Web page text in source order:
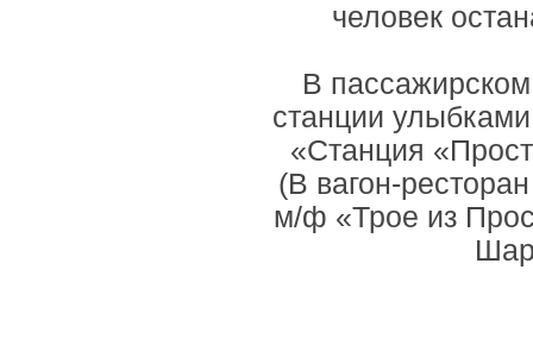
человек
В
станции
«Станция
(В вагон-
м/ф «Трое из